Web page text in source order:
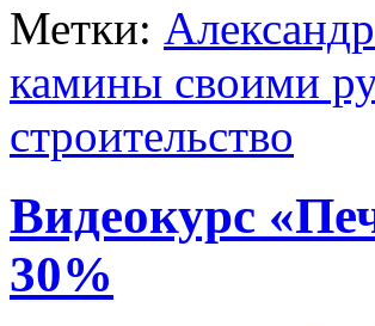
Метки:
камины своими
строительство
Видеокурс
30%